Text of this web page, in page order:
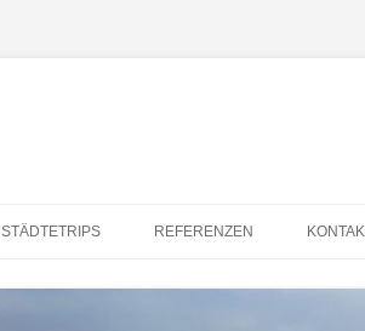
STÄDTETRIPS REFERENZEN